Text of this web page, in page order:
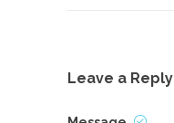
Leave a Reply